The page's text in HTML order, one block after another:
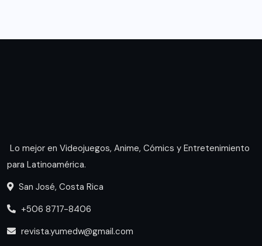
Lo mejor en Videojuegos, Anime, Cómics y Entretenimiento
para Latinoamérica.
San José, Costa Rica
+506 8717-8406
revista.yumedw@gmail.com